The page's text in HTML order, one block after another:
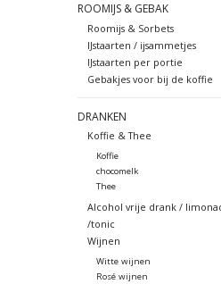
ROOMIJS & GEBAK
Roomijs & Sorbets
IJstaarten / ijsammetjes
IJstaarten per portie
Gebakjes voor bij de koffie
DRANKEN
Koffie & Thee
Koffie
chocomelk
Thee
Alcohol vrije drank /
/tonic
Wijnen
Witte wijnen
Rosé wijnen